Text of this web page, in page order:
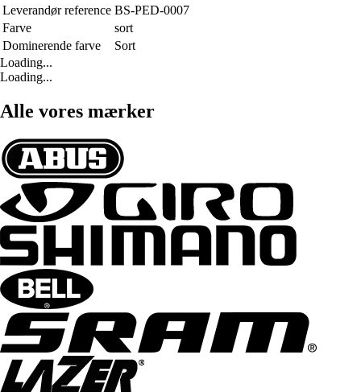
Leverandør reference BS-PED-0007
Farve
sort
Dominerende farve
Sort
Loading...
Loading...
Alle vores mærker